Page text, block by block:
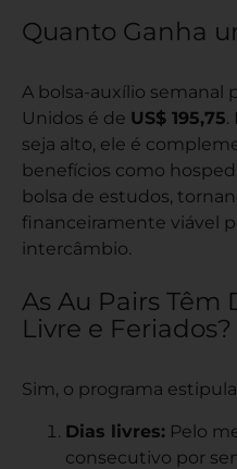
Quanto Ganha
A bolsa-auxílio semanal
Unidos é de US$ 195,75.
seja alto, ele é
benefícios como
bolsa de estudos,
financeiramente viável
intercâmbio.
As Au Pairs Têm
Livre e Feriados?
Sim, o programa
Dias livres: Pelo
consecutivo por